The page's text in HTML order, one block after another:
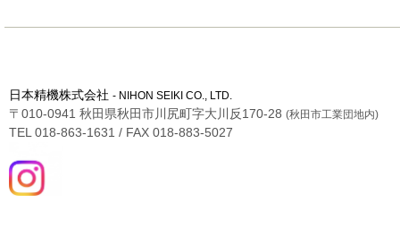
日本精機株式会社 - NIHON SEIKI CO., LTD.
〒010-0941 秋田県秋田市川尻町字大川反170-28 (秋田市工業団地内)
TEL 018-863-1631 / FAX 018-883-5027